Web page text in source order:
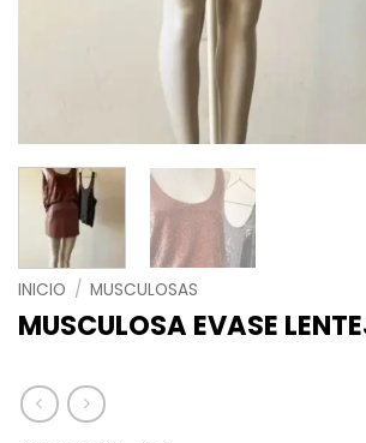
INICIO / MUSCULOSAS
MUSCULOSA EVASE